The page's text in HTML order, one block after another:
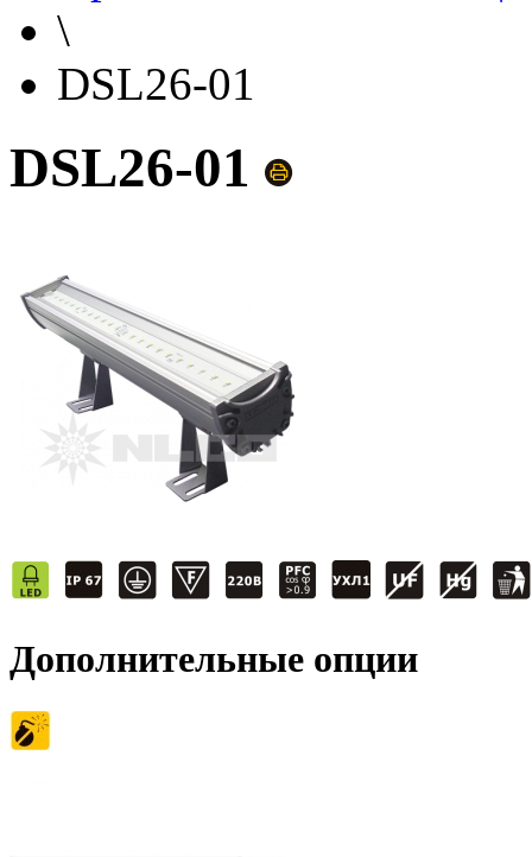
\
DSL26-01
DSL26-01
Дополнительные опции